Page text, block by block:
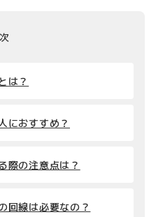
は？
におすすめ？
際の注意点は？
回線は必要なの？